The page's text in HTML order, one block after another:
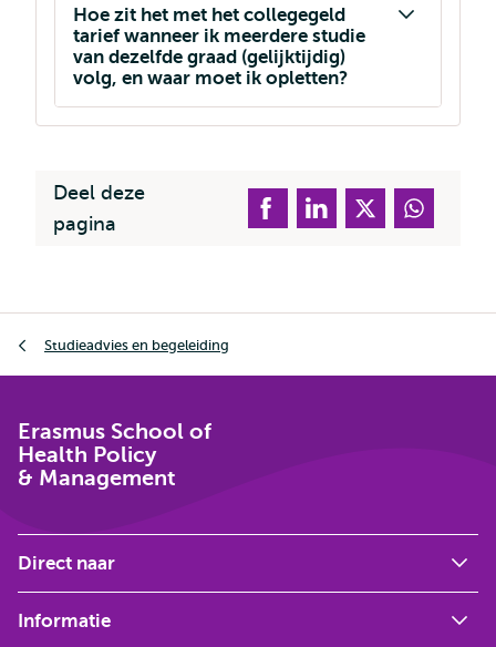
Hoe zit het met het collegegeld
tarief wanneer ik meerdere studie
van dezelfde graad (gelijktijdig)
volg, en waar moet ik opletten?
Deel deze
pagina
Studieadvies en begeleiding
Erasmus School of
Health Policy
& Management
Direct naar
Informatie